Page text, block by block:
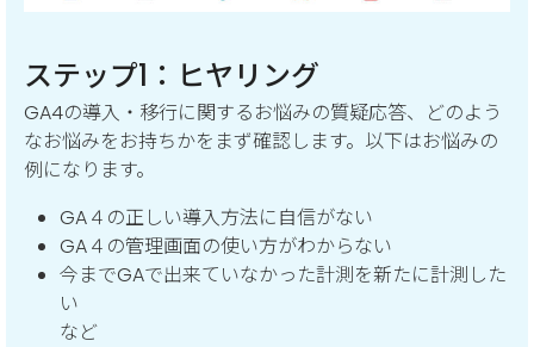
ステップ1：ヒヤリング
GA4の導入・移行に関するお悩みの質疑応答、どのよう
なお悩みをお持ちかをまず確認します。以下はお悩みの
例になります。
GA４の正しい導入方法に自信がない
GA４の管理画面の使い方がわからない
今までGAで出来ていなかった計測を新たに計測した
い
など